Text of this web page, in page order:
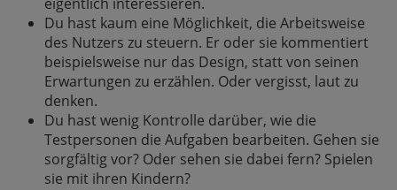
Du hast kaum eine Möglichkeit, die Arbeitsweise
des Nutzers zu steuern. Er oder sie kommentiert
beispielsweise nur das Design, statt von seinen
Erwartungen zu erzählen. Oder vergisst, laut zu
denken.
Du hast wenig Kontrolle darüber, wie die
Testpersonen die Aufgaben bearbeiten. Gehen sie
sorgfältig vor? Oder sehen sie dabei fern? Spielen
sie mit ihren Kindern?